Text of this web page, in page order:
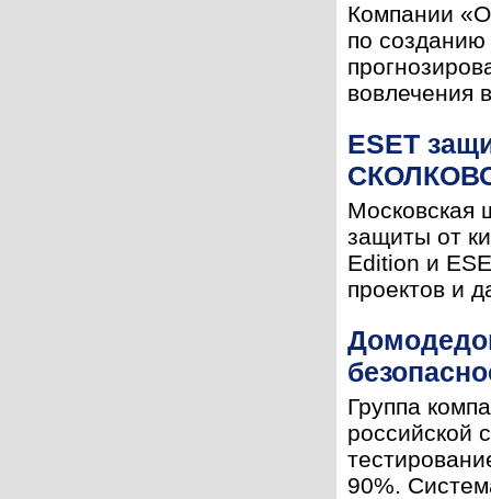
Компании
по
вовлечения
ESET
Московская
защиты от
Edition и
проектов и
Группа
российской
90%.